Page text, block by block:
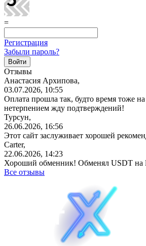
=
Регистрация
Забыли пароль?
Отзывы
Анастасия Архипова,
03.07.2026, 10:55
Оплата прошла так, будто время тоже
нетерпением жду подтверждений!
Турсун,
26.06.2026, 16:56
Этот сайт заслуживает хорошей
Carter,
22.06.2026, 14:23
Хороший обменник! Обменял USDT на
Все отзывы